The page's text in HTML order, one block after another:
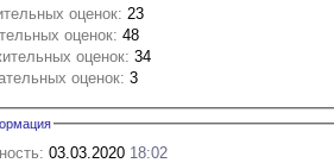
оценок: 23
оценок: 48
оценок: 34
оценок: 3
03.03.2020 18:02